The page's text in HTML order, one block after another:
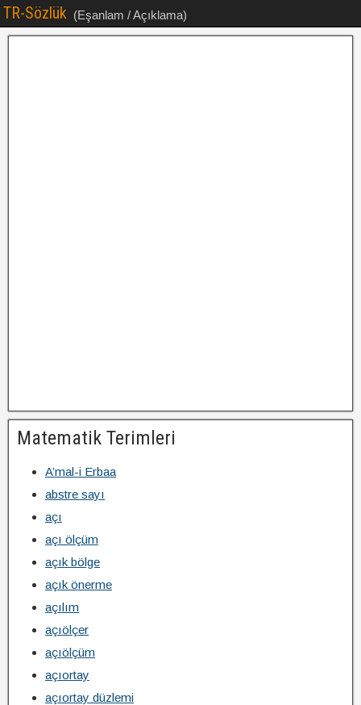
TR-Sözlük (Eşanlam / Açıklama)
Matematik Terimleri
A’mal-i Erbaa
abstre sayı
açı
açı ölçüm
açık bölge
açık önerme
açılım
açıölçer
açıölçüm
açıortay
açıortay düzlemi